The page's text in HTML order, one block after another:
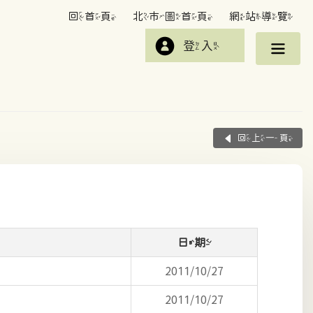
回首頁 北市圖首頁 網站導覽
登入
回上一頁
日期
2011/10/27
2011/10/27